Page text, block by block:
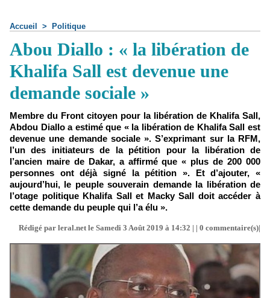
Accueil > Politique
Abou Diallo : « la libération de
Khalifa Sall est devenue une
demande sociale »
Membre du Front citoyen pour la libération de Khalifa Sall,
Abdou Diallo a estimé que « la libération de Khalifa Sall est
devenue une demande sociale ». S’exprimant sur la RFM,
l’un des initiateurs de la pétition pour la libération de
l’ancien maire de Dakar, a affirmé que « plus de 200 000
personnes ont déjà signé la pétition ». Et d’ajouter, «
aujourd’hui, le peuple souverain demande la libération de
l’otage politique Khalifa Sall et Macky Sall doit accéder à
cette demande du peuple qui l’a élu ».
Rédigé par leral.net le Samedi 3 Août 2019 à 14:32 | | 0 commentaire(s)|